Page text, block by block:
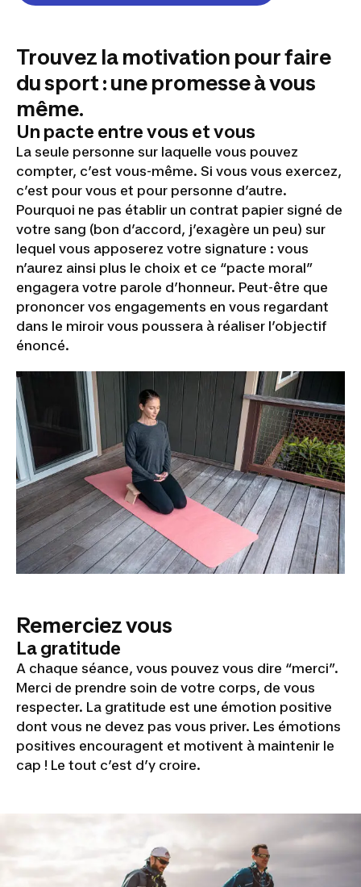
Trouvez la motivation pour faire
du sport : une promesse à vous
même.
Un pacte entre vous et vous
La seule personne sur laquelle vous pouvez
compter, c’est vous-même. Si vous vous exercez,
c’est pour vous et pour personne d’autre.
Pourquoi ne pas établir un contrat papier signé de
votre sang (bon d’accord, j’exagère un peu) sur
lequel vous apposerez votre signature : vous
n’aurez ainsi plus le choix et ce “pacte moral”
engagera votre parole d’honneur. Peut-être que
prononcer vos engagements en vous regardant
dans le miroir vous poussera à réaliser l’objectif
énoncé.
Remerciez vous
La gratitude
A chaque séance, vous pouvez vous dire “merci”.
Merci de prendre soin de votre corps, de vous
respecter. La gratitude est une émotion positive
dont vous ne devez pas vous priver. Les émotions
positives encouragent et motivent à maintenir le
cap ! Le tout c’est d’y croire.